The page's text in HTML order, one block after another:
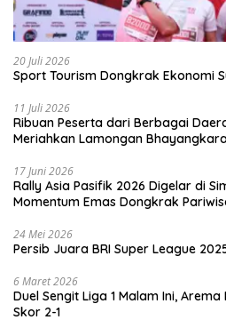
20 Juli 2026
Sport Tourism Dongkrak Ekonomi
11 Juli 2026
Ribuan Peserta dari Berbagai
Meriahkan Lamongan
17 Juni 2026
Rally Asia Pasifik 2026 Digelar di
Momentum Emas Dongkrak
24 Mei 2026
Persib Juara BRI Super League
6 Maret 2026
Duel Sengit Liga 1 Malam Ini, Arema
Skor 2-1